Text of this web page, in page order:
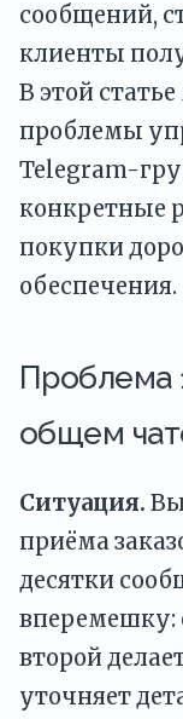
сообщений,
клиенты
В этой
проблемы
Telegram-
конкретные
покупки
обеспечения.
Проблема
общем
Ситуация.
приёма
десятки
вперемешку:
второй
уточняет